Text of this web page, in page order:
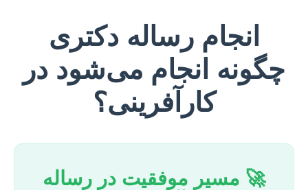
انجام رساله دکتری
چگونه انجام می‌شود در
کارآفرینی؟
🚀 مسیر موفقیت در رساله